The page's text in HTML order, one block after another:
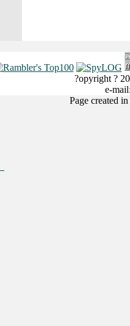
?opyright ?
e-
Page created